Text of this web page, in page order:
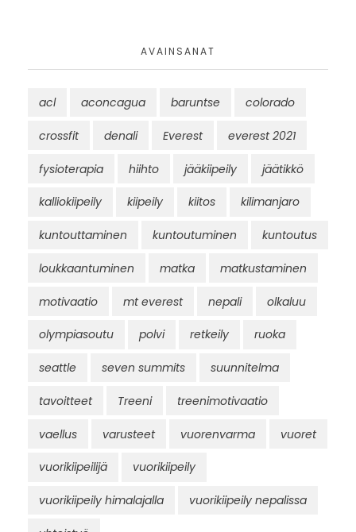
AVAINSANAT
acl aconcagua baruntse colorado
crossfit denali Everest everest 2021
fysioterapia hiihto jääkiipeily jäätikkö
kalliokiipeily kiipeily kiitos kilimanjaro
kuntouttaminen kuntoutuminen kuntoutus
loukkaantuminen matka matkustaminen
motivaatio mt everest nepali olkaluu
olympiasoutu polvi retkeily ruoka
seattle seven summits suunnitelma
tavoitteet Treeni treenimotivaatio
vaellus varusteet vuorenvarma vuoret
vuorikiipeilijä vuorikiipeily
vuorikiipeily himalajalla vuorikiipeily nepalissa